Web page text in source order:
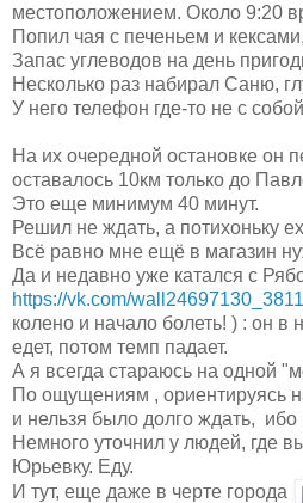
местоположением. Около 9:20
Попил чая с печеньем и
Запас углеводов на день
Несколько раз набирал Саню,
У него телефон где-то не с
На их очередной остановке он
оставалось 10км только до
Это еще минимум 40 минут.
Решил не ждать, а потихоньку
Всё равно мне ещё в магазин
Да и недавно уже катался с
https://vk.com/wall24697130_ 3811
колено и начало болеть! ) : он в
едет, потом темп падает.
А я всегда стараюсь на одной
По ощущениям , ориентируясь
и нельзя было долго ждать, ибо
Немного уточнил у людей, где
Юрьевку. Еду.
И тут, еще даже в черте города